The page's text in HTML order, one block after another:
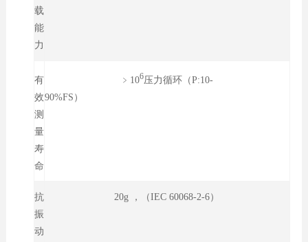
载
能
力
有
效
测
量
寿
命
﹥106压力循环（P:10-
90%FS）
抗
振
动
20g ，（IEC 60068-2-6）